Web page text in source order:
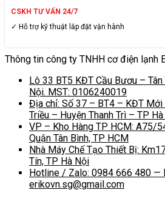
CSKH TƯ VẤN 24/7
✓ Hỗ trợ kỹ thuật lắp đặt vận hành
Thông tin công ty TNHH cơ điện lạnh
Lô 33 BT5 KĐT Cầu Bươu –
Nội. MST: 0106240019
Địa chỉ: Số 37 – BT4 – KĐT Mới
Triều – Huyện Thanh Trì – TP
VP – Kho Hàng TP HCM: A75/
Quận Tân Bình, TP HCM
Nhà Máy Chế Tạo Thiết Bị:
Tín, TP Hà Nội
Hotline / Zalo: 0984 666 480 —
erikovn.sg@gmail.com